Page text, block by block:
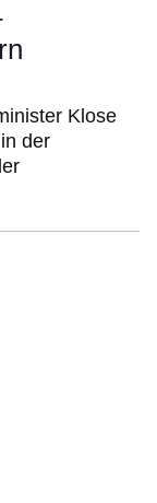
Klose
der